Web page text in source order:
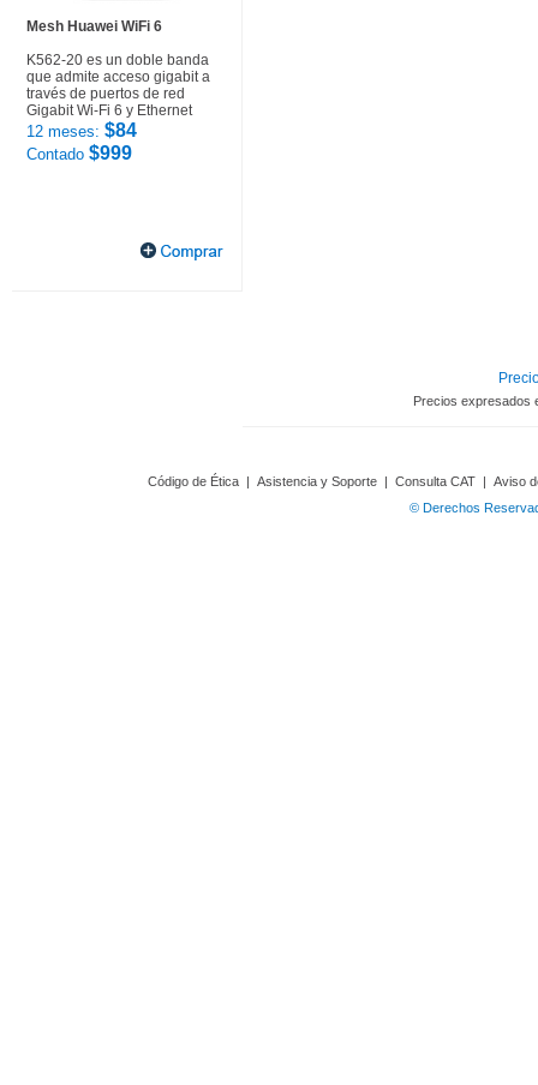
Mesh Huawei WiFi 6
K562-20 es un doble banda
que admite acceso gigabit a
través de puertos de red
Gigabit Wi-Fi 6 y Ethernet
12 meses: $84
Contado $999
Precios expresados
Código de Ética | Asistencia y Soporte | Consulta CAT | Aviso
© Derechos